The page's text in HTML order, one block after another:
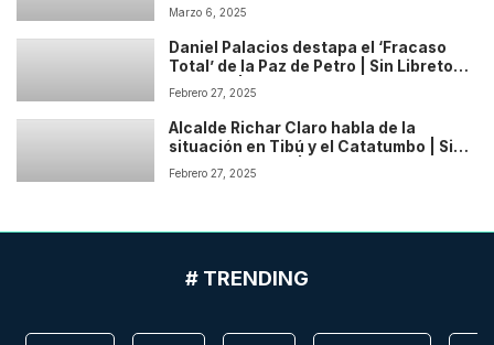
Marzo 6, 2025
Daniel Palacios destapa el ‘Fracaso
Total’ de la Paz de Petro | Sin Libreto
Podcast | Temp: 1 Cap: 2
Febrero 27, 2025
Alcalde Richar Claro habla de la
situación en Tibú y el Catatumbo | Sin
Libreto Podcast | Temp: 1 Cap: 1
Febrero 27, 2025
# TRENDING